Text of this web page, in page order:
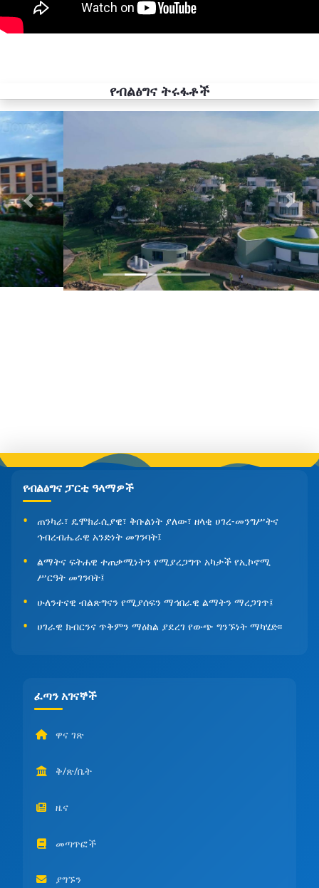
የብልፅግና ትሩፋቶች
Previous Next
የብልፅግና ፓርቲ ዓላማዎች
ጠንካራ፣ ዴሞክራሲያዊ፣ ቅቡልነት ያለው፣ ዘላቂ ሀገረ-መንግሥትና
ኅብረብሔራዊ አንድነት መገንባት፤
ልማትና ፍትሐዊ ተጠቃሚነትን የሚያረጋግጥ አካታች የኢኮኖሚ
ሥርዓት መገንባት፤
ሁለንተናዊ ብልጽግናን የሚያሰፍን ማኅበራዊ ልማትን ማረጋገጥ፤
ሀገራዊ ክብርንና ጥቅምን ማዕከል ያደረገ የውጭ ግንኙነት ማካሄድ፡፡
ፈጣን አገናኞች
ዋና ገጽ
ቅ/ጽ/ቤት
ዜና
መጣጥፎች
ያግኙን